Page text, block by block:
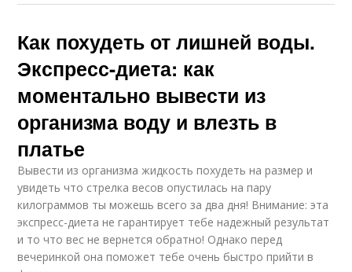
Как похудеть от лишней воды.
Экспресс-диета: как
моментально вывести из
организма воду и влезть в
платье
Вывести из организма жидкость похудеть на размер и
увидеть что стрелка весов опустилась на пару
килограммов ты можешь всего за два дня! Внимание: эта
экспресс-диета не гарантирует тебе надежный результат
и то что вес не вернется обратно! Однако перед
вечеринкой она поможет тебе очень быстро прийти в